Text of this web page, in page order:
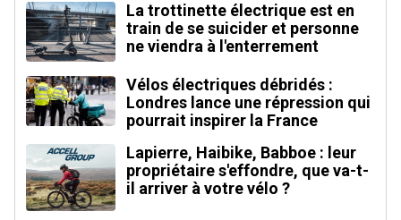
La trottinette électrique est en
train de se suicider et personne
ne viendra à l'enterrement
Vélos électriques débridés :
Londres lance une répression qui
pourrait inspirer la France
Lapierre, Haibike, Babboe : leur
propriétaire s'effondre, que va-t-
il arriver à votre vélo ?